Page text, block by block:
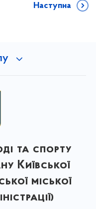
Наступна
та спорту
Київської
міської